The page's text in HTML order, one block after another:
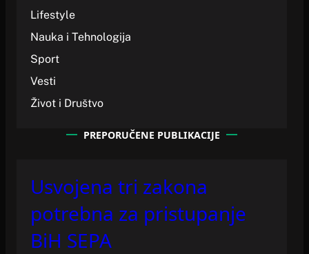
Lifestyle
Nauka i Tehnologija
Sport
Vesti
Život i Društvo
PREPORUČENE PUBLIKACIJE
Usvojena tri zakona
potrebna za pristupanje
BiH SEPA